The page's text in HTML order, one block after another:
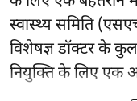
स्वास्थ्य समिति
विशेषज्ञ डॉक्टर के कुल
नियुक्ति के लिए एक